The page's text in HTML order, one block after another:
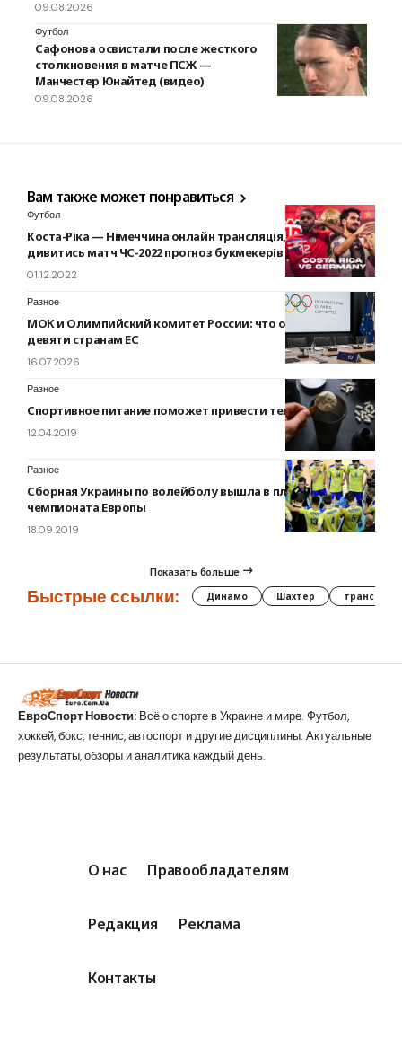
09.08.2026
Футбол
Сафонова освистали после жесткого
столкновения в матче ПСЖ —
Манчестер Юнайтед (видео)
09.08.2026
Вам также может понравиться
Футбол
Коста-Ріка — Німеччина онлайн трансляція, анонс де
дивитись матч ЧС-2022 прогноз букмекерів
01.12.2022
Разное
МОК и Олимпийский комитет России: что ответили
девяти странам ЕС
16.07.2026
Разное
Спортивное питание поможет привести тело в порядок
12.04.2019
Разное
Сборная Украины по волейболу вышла в плей-офф
чемпионата Европы
18.09.2019
Показать больше
Быстрые ссылки: Динамо Шахтер трансферы
ЕвроСпорт Новости: Всё о спорте в Украине и мире. Футбол,
хоккей, бокс, теннис, автоспорт и другие дисциплины. Актуальные
результаты, обзоры и аналитика каждый день.
О нас Правообладателям
Редакция Реклама
Контакты